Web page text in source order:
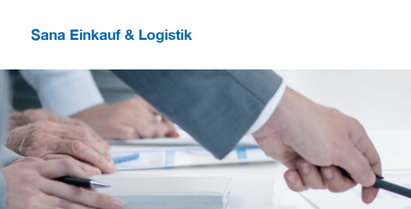
Sana Einkauf & Logistik